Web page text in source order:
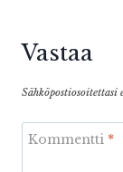
Vastaa
Sähköpostiosoitettasi
Kommentti *